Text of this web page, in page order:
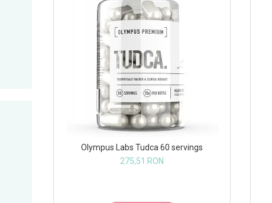
Olympus Labs Tudca 60 servings
275,51 RON